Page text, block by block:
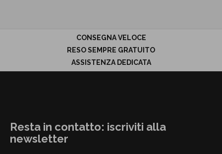
CONSEGNA VELOCE
RESO SEMPRE GRATUITO
ASSISTENZA DEDICATA
Resta in contatto: iscriviti alla
newsletter